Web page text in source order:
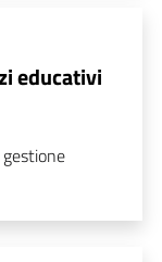
educativi